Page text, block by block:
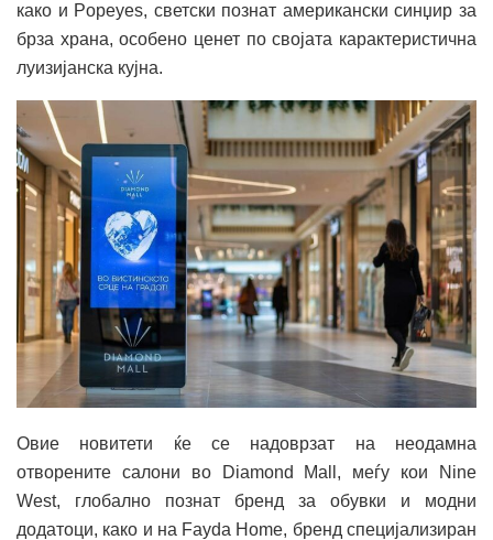
како и Popeyes, светски познат американски синџир за
брза храна, особено ценет по својата карактеристична
луизијанска кујна.
Овие новитети ќе се надоврзат на неодамна
отворените салони во Diamond Mall, меѓу кои Nine
West, глобално познат бренд за обувки и модни
додатоци, како и на Fayda Home, бренд специјализиран